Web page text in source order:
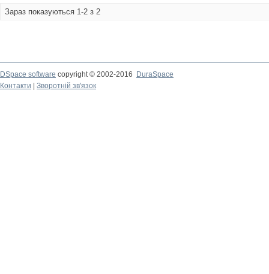
Зараз показуються 1-2 з 2
DSpace software copyright © 2002-2016
DuraSpace
Контакти
Зворотній зв'язок